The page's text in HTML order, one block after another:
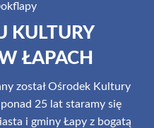
KULTURY
ŁAPACH
został Ośrodek Kultury
25 lat staramy się
i gminy Łapy z bogatą